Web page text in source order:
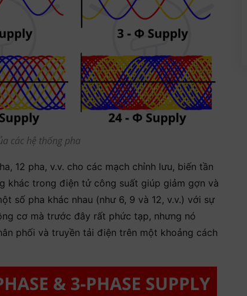
các hệ thống pha
12 pha, v.v. cho các mạch chỉnh lưu, biến tần
khác trong điện tử công suất giúp giảm gợn và
số pha khác nhau (như 6, 9 và 12, v.v.) với sự
cơ mà trước đây rất phức tạp, nhưng nó
phối và truyền tải điện trên một khoảng cách